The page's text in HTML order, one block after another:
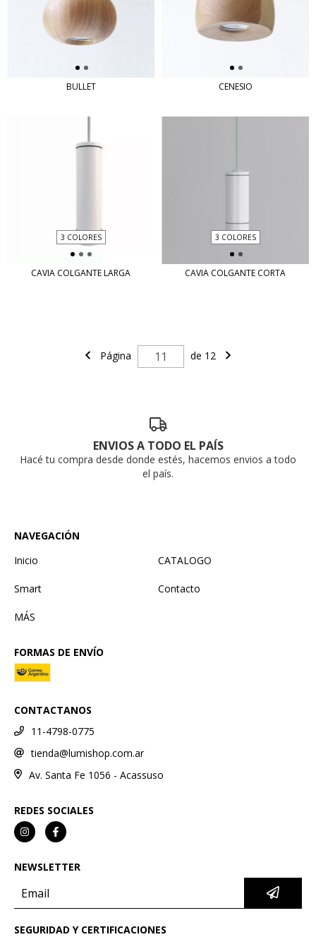
BULLET CENESIO
3 COLORES
CAVIA COLGANTE LARGA
3 COLORES
CAVIA COLGANTE CORTA
Página de 12
ENVIOS A TODO EL PAÍS
Hacé tu compra desde donde estés, hacemos envios a todo
el país.
NAVEGACIÓN
Inicio
CATALOGO
Smart Contacto
MÁS
FORMAS DE ENVÍO
CONTACTANOS
11-4798-0775
tienda@lumishop.com.ar
Av. Santa Fe 1056 - Acassuso
REDES SOCIALES
NEWSLETTER
SEGURIDAD Y CERTIFICACIONES